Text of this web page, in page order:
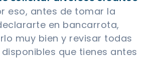
eso, antes de tomar la
en bancarrota,
muy bien y revisar todas
que tienes antes